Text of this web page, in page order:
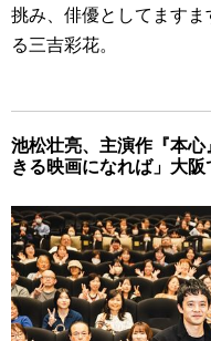
挑み、俳優としてます
る三吉彩花。
池松壮亮、主演作『本
きる映画になれば」大